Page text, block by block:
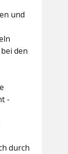
und
den
-
durch